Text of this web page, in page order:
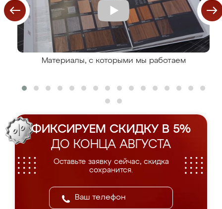
Материалы, с которыми мы работаем
ФИКСИРУЕМ СКИДКУ В 5%
ДО КОНЦА АВГУСТА
Оставьте заявку сейчас, скидка
сохранится.